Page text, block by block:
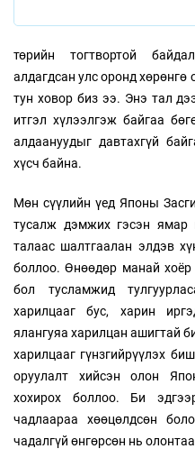
төрийн тогтвортой
алдагдсан улс оронд
тун ховор биз ээ. Энэ тал
итгэл хүлээлгэж байгаа
алдаануудыг давтахгүй
хүсч байна.
Мөн сүүлийн үед Японы
тусалж дэмжих гэсэн ямар
талаас шалтгаалан элдэв
боллоо. Өнөөдөр манай
бол тусламжид
харилцааг бус, харин
ялангуяа харилцан ашигтай
харилцааг гүнзгийрүүлэх
оруулалт хийсэн олон
хохирох боллоо. Би
чадлаараа хөөцөлдсөн
чадалгүй өнгөрсөн нь